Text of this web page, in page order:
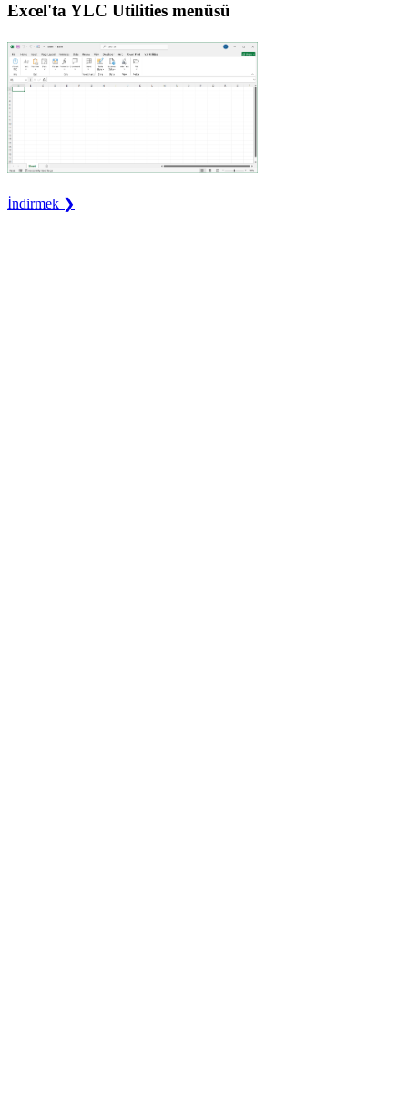
Excel'ta YLC Utilities menüsü
İndirmek ❯